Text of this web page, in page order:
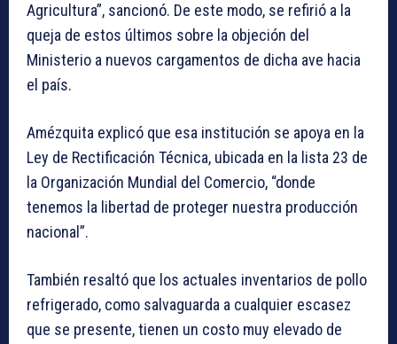
Agricultura”, sancionó. De este modo, se refirió a la
queja de estos últimos sobre la objeción del
Ministerio a nuevos cargamentos de dicha ave hacia
el país.
Amézquita explicó que esa institución se apoya en la
Ley de Rectificación Técnica, ubicada en la lista 23 de
la Organización Mundial del Comercio, “donde
tenemos la libertad de proteger nuestra producción
nacional”.
También resaltó que los actuales inventarios de pollo
refrigerado, como salvaguarda a cualquier escasez
que se presente, tienen un costo muy elevado de